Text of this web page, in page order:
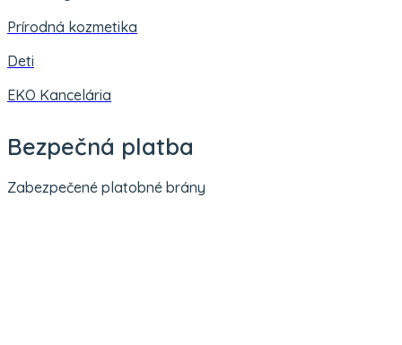
Prírodná kozmetika
Deti
EKO Kancelária
Bezpečná platba
Zabezpečené platobné brány